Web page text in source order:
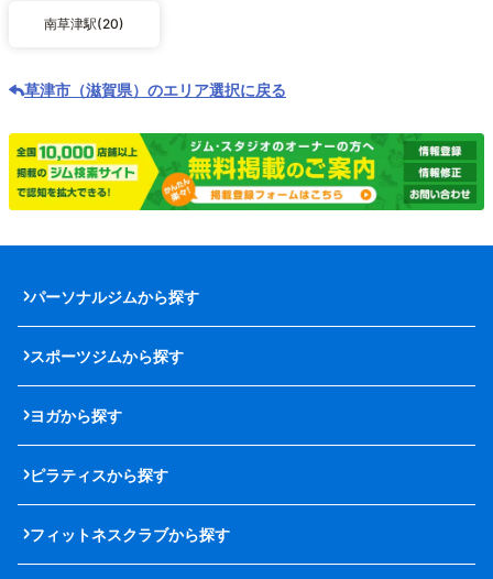
南草津駅(20)
草津市（滋賀県）のエリア選択に戻る
パーソナルジムから探す
スポーツジムから探す
ヨガから探す
ピラティスから探す
フィットネスクラブから探す